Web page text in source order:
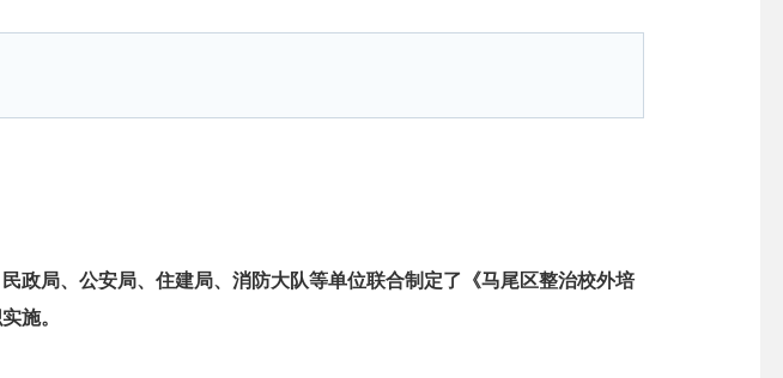
政局、公安局、住建局、消防大队等单位联合制定了《马尾区整治校外培
施。